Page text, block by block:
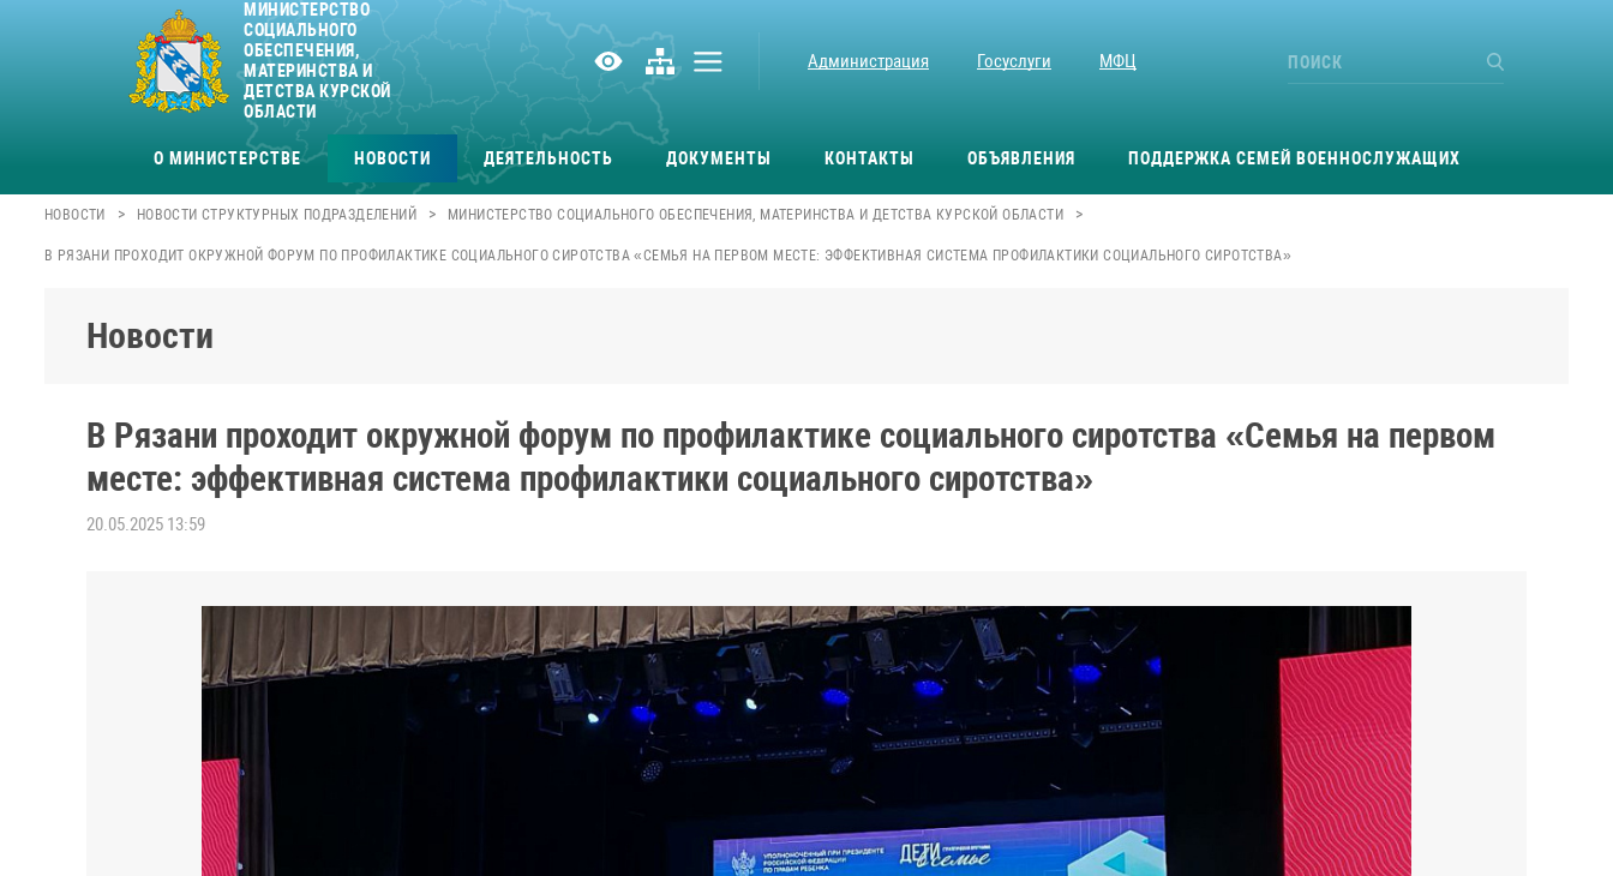
МИНИСТЕРСТВО
СОЦИАЛЬНОГО
ОБЕСПЕЧЕНИЯ,
МАТЕРИНСТВА И
ДЕТСТВА КУРСКОЙ
ОБЛАСТИ
Администрация Госуслуги МФЦ
О МИНИСТЕРСТВЕ НОВОСТИ ДЕЯТЕЛЬНОСТЬ ДОКУМЕНТЫ КОНТАКТЫ ОБЪЯВЛЕНИЯ ПОДДЕРЖКА СЕМЕЙ ВОЕННОСЛУЖАЩИХ
НОВОСТИ > НОВОСТИ СТРУКТУРНЫХ ПОДРАЗДЕЛЕНИЙ > МИНИСТЕРСТВО СОЦИАЛЬНОГО ОБЕСПЕЧЕНИЯ, МАТЕРИНСТВА И ДЕТСТВА КУРСКОЙ ОБЛАСТИ >
В РЯЗАНИ ПРОХОДИТ ОКРУЖНОЙ ФОРУМ ПО ПРОФИЛАКТИКЕ СОЦИАЛЬНОГО СИРОТСТВА «СЕМЬЯ НА ПЕРВОМ МЕСТЕ: ЭФФЕКТИВНАЯ СИСТЕМА ПРОФИЛАКТИКИ СОЦИАЛЬНОГО СИРОТСТВА»
Новости
В Рязани проходит окружной форум по профилактике социального сиротства «Семья на первом
месте: эффективная система профилактики социального сиротства»
20.05.2025 13:59